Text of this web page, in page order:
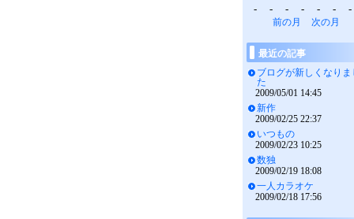
- - - - - - -
前の月 次の月
最近の記事
ブログが新しくなりま
た
2009/05/01 14:45
新作
2009/02/25 22:37
いつもの
2009/02/23 10:25
数独
2009/02/19 18:08
一人カラオケ
2009/02/18 17:56